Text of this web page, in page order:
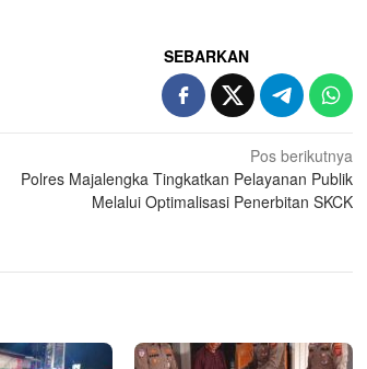
SEBARKAN
Pos berikutnya
Polres Majalengka Tingkatkan Pelayanan Publik
Melalui Optimalisasi Penerbitan SKCK